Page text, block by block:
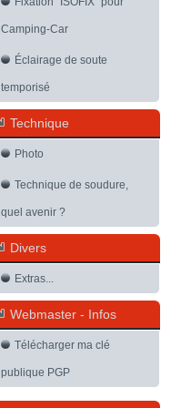
Camping-Car
Éclairage de soute
temporisé
Technique
Photo
Technique de soudure,
quel avenir ?
Divers
Extras...
Webmaster - Infos
Télécharger ma clé
publique PGP